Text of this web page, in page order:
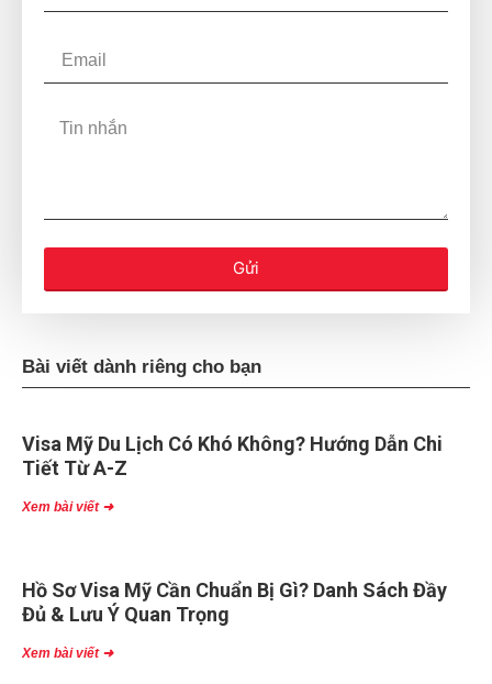
Gửi
Bài viết dành riêng cho bạn
Visa Mỹ Du Lịch Có Khó Không? Hướng Dẫn Chi
Tiết Từ A-Z
Xem bài viết ➜
Hồ Sơ Visa Mỹ Cần Chuẩn Bị Gì? Danh Sách Đầy
Đủ & Lưu Ý Quan Trọng
Xem bài viết ➜